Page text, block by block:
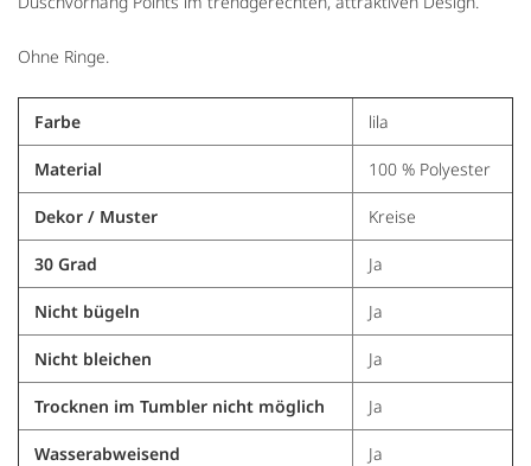
Ohne Ringe.
Farbe lila
Material 100 % Polyester
Dekor / Muster Kreise
30 Grad Ja
Nicht bügeln Ja
Nicht bleichen Ja
Trocknen im Tumbler nicht möglich Ja
Wasserabweisend Ja